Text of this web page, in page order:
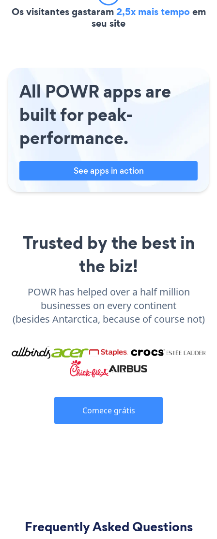
Os visitantes gastaram2,5x mais tempoem
seu site
All POWR apps are
built for peak-
performance.
See apps in action
Trusted by the best in
the biz!
POWR has helped over a half million
businesses on every continent
(besides Antarctica, because of course not)
Comece grátis
Frequently Asked Questions